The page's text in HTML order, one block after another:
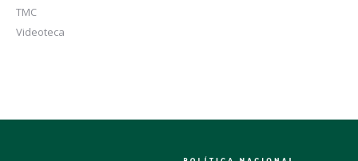
TMC
Videoteca